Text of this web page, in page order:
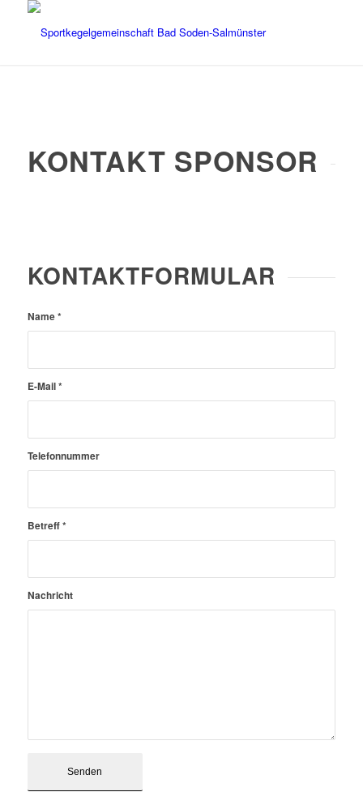
KONTAKT SPONSOR
KONTAKTFORMULAR
Name*
E-Mail*
Telefonnummer
Betreff*
Nachricht